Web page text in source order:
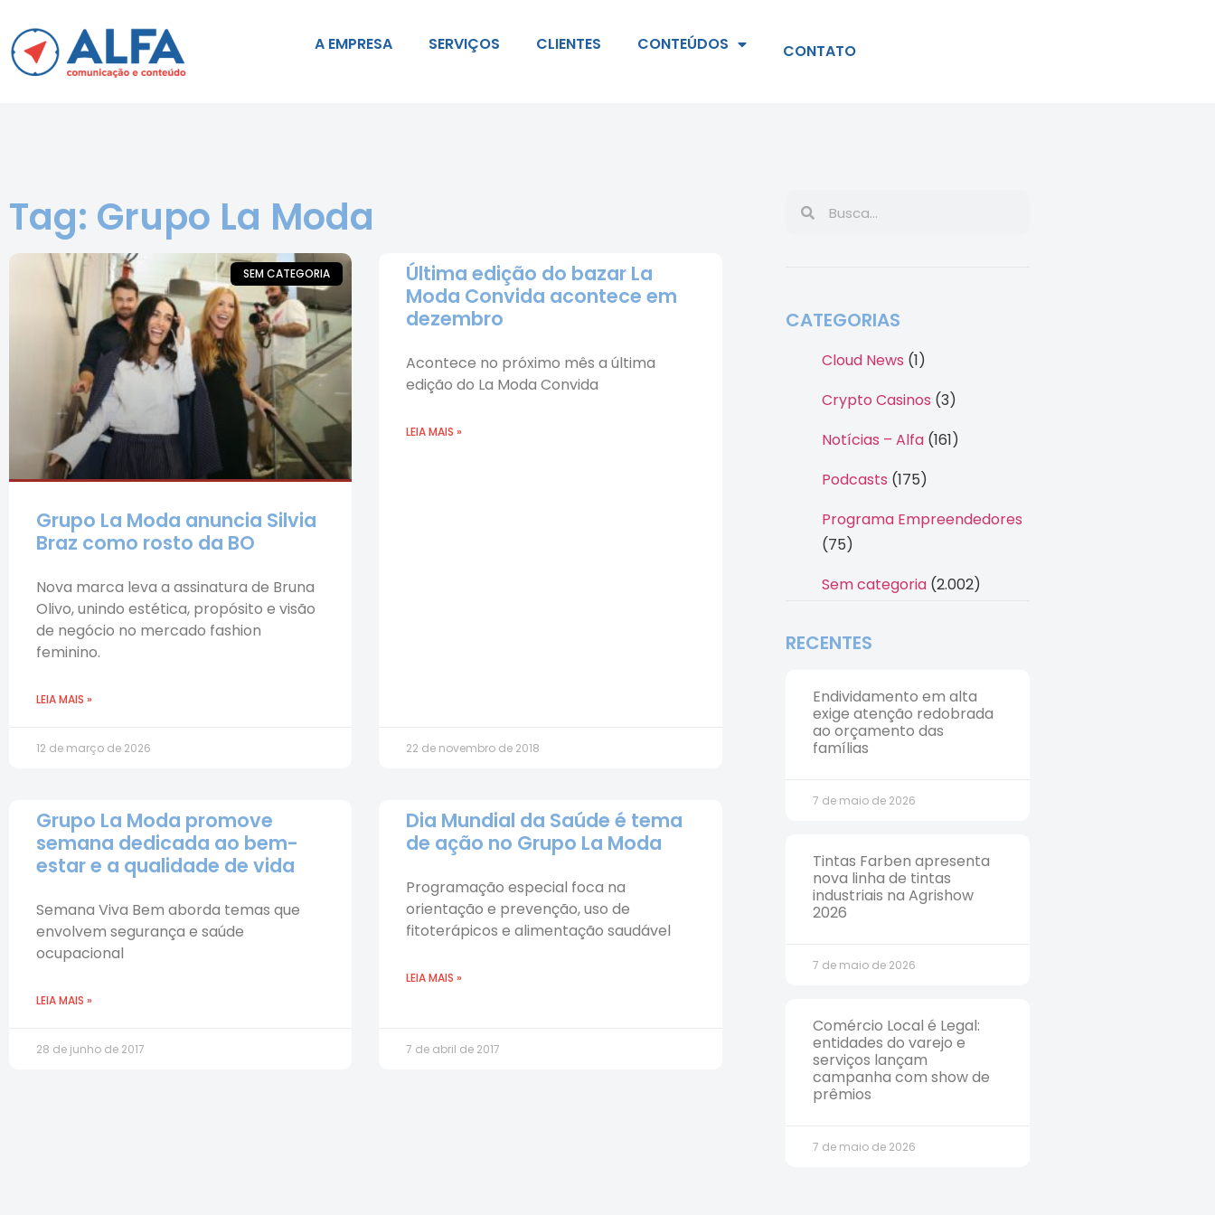
A EMPRESA SERVIÇOS CLIENTES CONTEÚDOS CONTATO
Tag: Grupo La Moda
SEM CATEGORIA
Grupo La Moda anuncia Silvia
Braz como rosto da BO
Nova marca leva a assinatura de Bruna
Olivo, unindo estética, propósito e visão
de negócio no mercado fashion
feminino.
LEIA MAIS »
12 de março de 2026
Última edição do bazar La
Moda Convida acontece em
dezembro
Acontece no próximo mês a última
edição do La Moda Convida
LEIA MAIS »
22 de novembro de 2018
Grupo La Moda promove
semana dedicada ao bem-
estar e a qualidade de vida
Semana Viva Bem aborda temas que
envolvem segurança e saúde
ocupacional
LEIA MAIS »
28 de junho de 2017
Dia Mundial da Saúde é tema
de ação no Grupo La Moda
Programação especial foca na
orientação e prevenção, uso de
fitoterápicos e alimentação saudável
LEIA MAIS »
7 de abril de 2017
CATEGORIAS
Cloud News (1)
Crypto Casinos (3)
Notícias – Alfa(161)
Podcasts (175)
Programa Empreendedores
(75)
Sem categoria(2.002)
RECENTES
Endividamento em alta
exige atenção redobrada
ao orçamento das
famílias
7 de maio de 2026
Tintas Farben apresenta
nova linha de tintas
industriais na Agrishow
2026
7 de maio de 2026
Comércio Local é Legal:
entidades do varejo e
serviços lançam
campanha com show de
prêmios
7 de maio de 2026